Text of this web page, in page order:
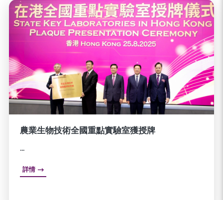
農業生物技術全國重點實驗室獲授牌
...
詳情